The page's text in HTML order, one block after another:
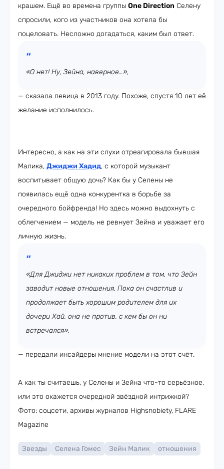
крашем. Ещё во времена группы One Direction Селену
спросили, кого из участников она хотела бы
поцеловать. Несложно догадаться, каким был ответ.
«О нет! Ну, Зейна, наверное…»,
— сказала певица в 2013 году. Похоже, спустя 10 лет её
желание исполнилось.
Интересно, а как на эти слухи отреагировала бывшая
Малика, Джиджи Хадид, с которой музыкант
воспитывает общую дочь? Как бы у Селены не
появилась ещё одна конкурентка в борьбе за
очередного бойфренда! Но здесь можно выдохнуть с
облегчением — модель не ревнует Зейна и уважает его
личную жизнь.
«Для Джиджи нет никаких проблем в том, что Зейн
заводит новые отношения. Пока он счастлив и
продолжает быть хорошим родителем для их
дочери Хай, она не против, с кем бы он ни
встречался»,
— передали инсайдеры мнение модели на этот счёт.
А как ты считаешь, у Селены и Зейна что-то серьёзное,
или это окажется очередной звёздной интрижкой?
Фото: соцсети, архивы журналов Highsnobiety, FLARE
Magazine
Звезды Селена Гомес Зейн Малик отношения